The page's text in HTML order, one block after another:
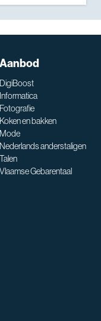
Aanbod
DigiBoost
Informatica
Fotografie
Koken en bakken
Mode
Nederlands anderstaligen
Talen
Vlaamse Gebarentaal